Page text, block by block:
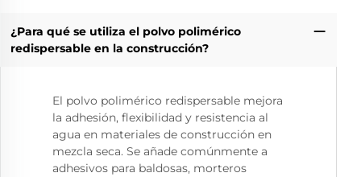
¿Para qué se utiliza el polvo polimérico
redispersable en la construcción?
El polvo polimérico redispersable mejora
la adhesión, flexibilidad y resistencia al
agua en materiales de construcción en
mezcla seca. Se añade comúnmente a
adhesivos para baldosas, morteros